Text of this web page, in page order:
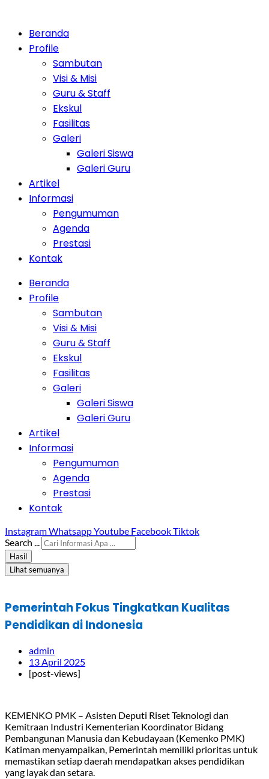
Beranda
Profile
Sambutan
Visi & Misi
Guru & Staff
Ekskul
Fasilitas
Galeri
Galeri Siswa
Galeri Guru
Artikel
Informasi
Pengumuman
Agenda
Prestasi
Kontak
Beranda
Profile
Sambutan
Visi & Misi
Guru & Staff
Ekskul
Fasilitas
Galeri
Galeri Siswa
Galeri Guru
Artikel
Informasi
Pengumuman
Agenda
Prestasi
Kontak
InstagramWhatsappYoutube FacebookTiktok
Search ...
Hasil
Lihat semuanya
Pemerintah Fokus Tingkatkan Kualitas
Pendidikan di Indonesia
admin
13 April 2025
[post-views]
KEMENKO PMK – Asisten Deputi Riset Teknologi dan
Kemitraan Industri Kementerian Koordinator Bidang
Pembangunan Manusia dan Kebudayaan (Kemenko PMK)
Katiman menyampaikan, Pemerintah memiliki prioritas untuk
memastikan setiap daerah mendapatkan akses pendidikan
yang layak dan setara.